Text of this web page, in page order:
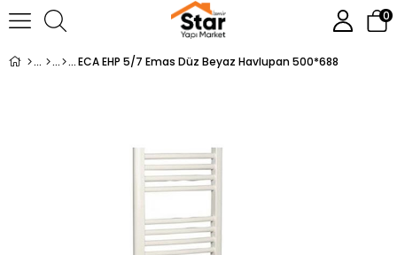
0
ECA EHP 5/7 Emas Düz Beyaz Havlupan 500*688